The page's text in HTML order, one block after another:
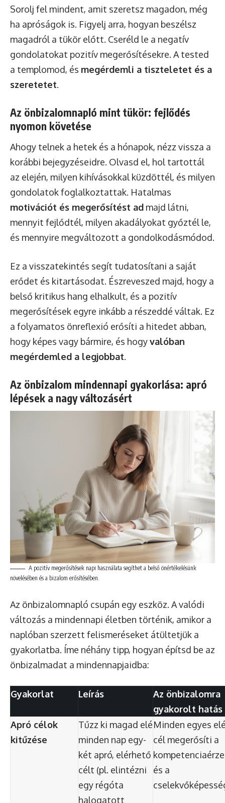
Sorolj fel mindent, amit szeretsz magadon, még
ha apróságok is. Figyelj arra, hogyan beszélsz
magadról a tükör előtt. Cseréld le a negatív
gondolatokat pozitív megerősítésekre. A tested
a templomod, és megérdemli a tiszteletet és a
szeretetet.
Az önbizalomnapló mint tükör: fejlődés
nyomon követése
Ahogy telnek a hetek és a hónapok, nézz vissza a
korábbi bejegyzéseidre. Olvasd el, hol tartottál
az elején, milyen kihívásokkal küzdöttél, és milyen
gondolatok foglalkoztattak. Hatalmas
motivációt és megerősítést ad majd látni,
mennyit fejlődtél, milyen akadályokat győztél le,
és mennyire megváltozott a gondolkodásmódod.
Ez a visszatekintés segít tudatosítani a saját
erődet és kitartásodat. Észreveszed majd, hogy a
belső kritikus hang elhalkult, és a pozitív
megerősítések egyre inkább a részeddé váltak. Ez
a folyamatos önreflexió erősíti a hitedet abban,
hogy képes vagy bármire, és hogyvalóban
megérdemled a legjobbat.
Az önbizalom mindennapi gyakorlása: apró
lépések a nagy változásért
A pozitív megerősítések napi használata segíthet a belső önértékelésünk
növelésében és a bizalom erősítésében.
Az önbizalomnapló csupán egy eszköz. A valódi
változás a mindennapi életben történik, amikor a
naplóban szerzett felismeréseket átültetjük a
gyakorlatba. Íme néhány tipp, hogyan építsd be az
önbizalmadat a mindennapjaidba:
Gyakorlat Leírás
Az önbizalomra
gyakorolt hatás
Apró célok
kitűzése
Tűzz ki magad elé
minden nap egy-
két apró, elérhető
célt (pl. elintézni
egy régóta
halogatott
Minden egyes
cél megerősíti a
és a